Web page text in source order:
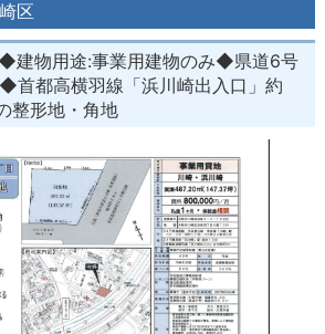
区
◆建物用途:事業用建物のみ◆県道6号
首都高横羽線「浜川崎出入口」約
整形地・角地